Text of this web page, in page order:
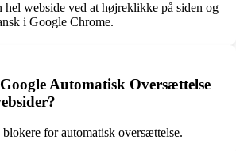
webside ved at højreklikke på siden og
i Google Chrome.
Automatisk Oversættelse
for automatisk oversættelse.